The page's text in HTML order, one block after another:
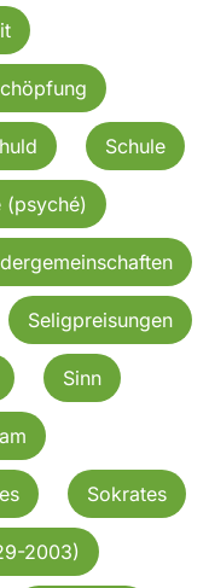
Schule
(psyché)
Seligpreisungen
Sinn
Sokrates
2003)